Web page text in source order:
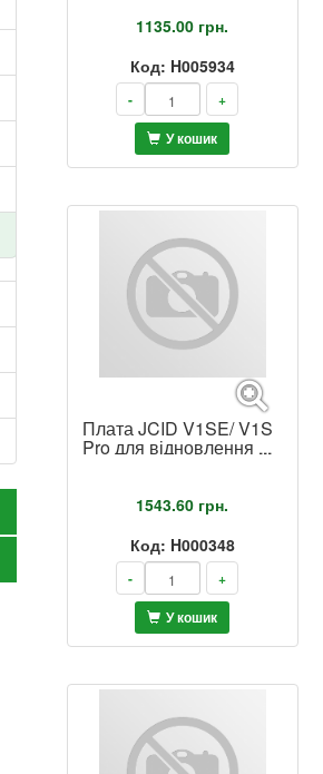
1135.00 грн.
Код: H005934
-
+
У кошик
Плата JCID V1SE/ V1S
Pro для відновлення
1543.60 грн.
Код: H000348
-
+
У кошик